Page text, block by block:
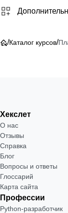
/Каталог курсов/
Хекслет
О нас
Отзывы
Справка
Блог
Вопросы и ответы
Глоссарий
Карта сайта
Профессии
Python-разработчик